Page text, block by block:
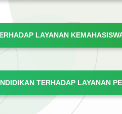
LAYANAN
TERHADAP LAYANAN